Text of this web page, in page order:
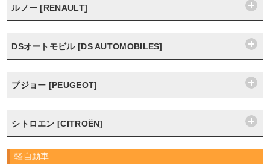
ルノー [RENAULT]
DSオートモビル [DS AUTOMOBILES]
プジョー [PEUGEOT]
シトロエン [CITROËN]
軽自動車